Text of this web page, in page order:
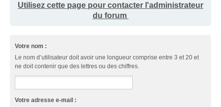
Utilisez cette page pour contacter l'administrateur
du forum
Votre nom :
Le nom d’utilisateur doit avoir une longueur comprise entre 3 et 20 et
ne doit contenir que des lettres ou des chiffres.
Votre adresse e-mail :